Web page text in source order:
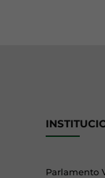
Parlamento